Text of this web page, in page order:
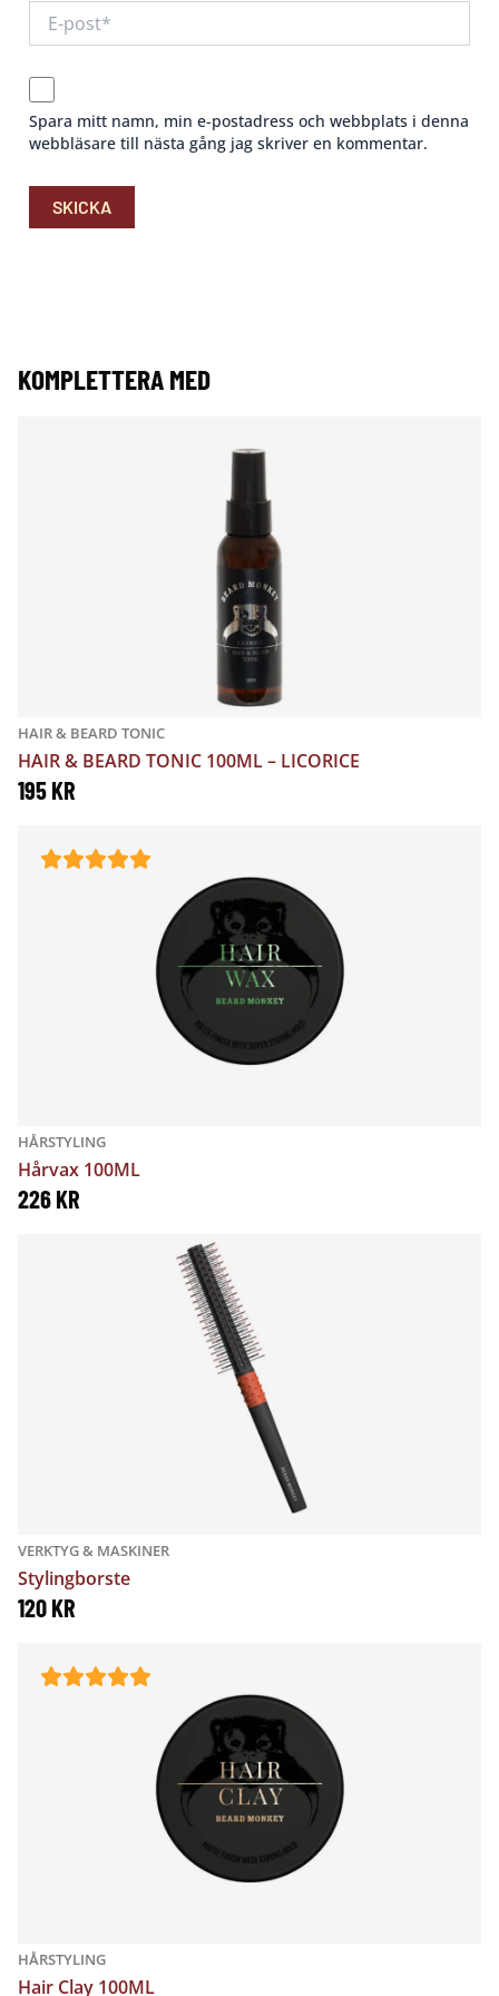
Spara mitt namn, min e-postadress och webbplats i denna
webbläsare till nästa gång jag skriver en kommentar.
KOMPLETTERA MED
HAIR & BEARD TONIC
HAIR & BEARD TONIC 100ML – LICORICE
195KR
HÅRSTYLING
Hårvax 100ML
226KR
VERKTYG & MASKINER
Stylingborste
120KR
HÅRSTYLING
Hair Clay 100ML